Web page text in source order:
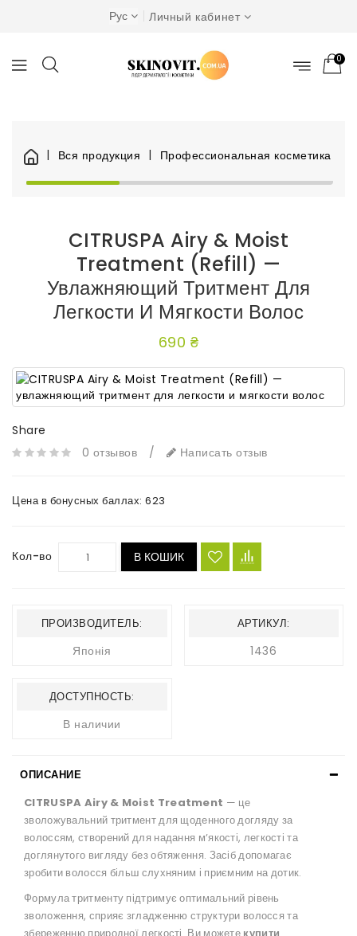
Рус Личный кабинет
0
Вся продукция Профессиональная косметика
CITRUSPA Airy & Moist
Treatment (Refill) —
Увлажняющий Тритмент Для
Легкости И Мягкости Волос
690 ₴
Share
0 отзывов
/ Написать отзыв
Цена в бонусных баллах: 623
Кол-во В КОШИК
ПРОИЗВОДИТЕЛЬ:
Японія
АРТИКУЛ:
1436
ДОСТУПНОСТЬ:
В наличии
ОПИСАНИЕ
CITRUSPA Airy & Moist Treatment — це
зволожувальний тритмент для щоденного догляду за
волоссям, створений для надання мʼякості, легкості та
доглянутого вигляду без обтяження. Засіб допомагає
зробити волосся більш слухняним і приємним на дотик.
Формула тритменту підтримує оптимальний рівень
зволоження, сприяє згладженню структури волосся та